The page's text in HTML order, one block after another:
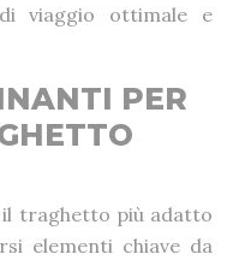
viaggio ottimale e
PER
traghetto più adatto
elementi chiave da